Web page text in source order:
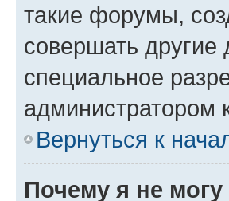
такие форумы,
совершать другие
специальное
администратором
Вернуться к
Почему я не